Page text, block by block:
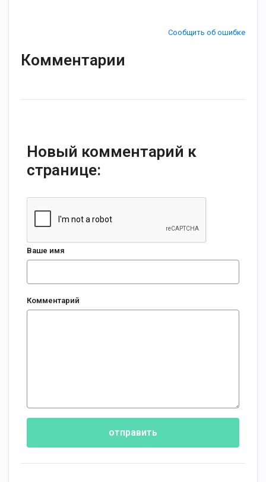
Сообщить об ошибке
Комментарии
Новый комментарий к
странице:
Ваше имя
Комментарий
отправить